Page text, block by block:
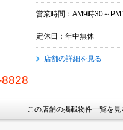
営業時間：AM9時30～
定休日：年中無休
店舗の詳細を見る
この店舗の掲載物件一覧を見